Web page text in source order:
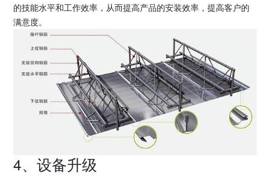
的技能水平和工作效率，从而提高产品的安装效率，提高客户的
满意度。
4、设备升级